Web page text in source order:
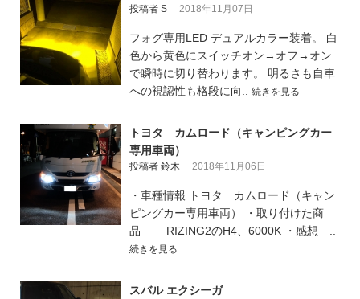
投稿者 S 2018年11月07日
フォグ専用LED デュアルカラー装着。 白
色から黄色にスイッチオン→オフ→オン
で瞬時に切り替わります。 明るさも自車
への視認性も格段に向.. 続きを見る
トヨタ カムロード（キャンピングカー
専用車両）
投稿者 鈴木 2018年11月06日
・車種情報 トヨタ カムロード（キャン
ピングカー専用車両） ・取り付けた商
品 RIZING2のH4、6000K ・感想 ..
続きを見る
スバル エクシーガ